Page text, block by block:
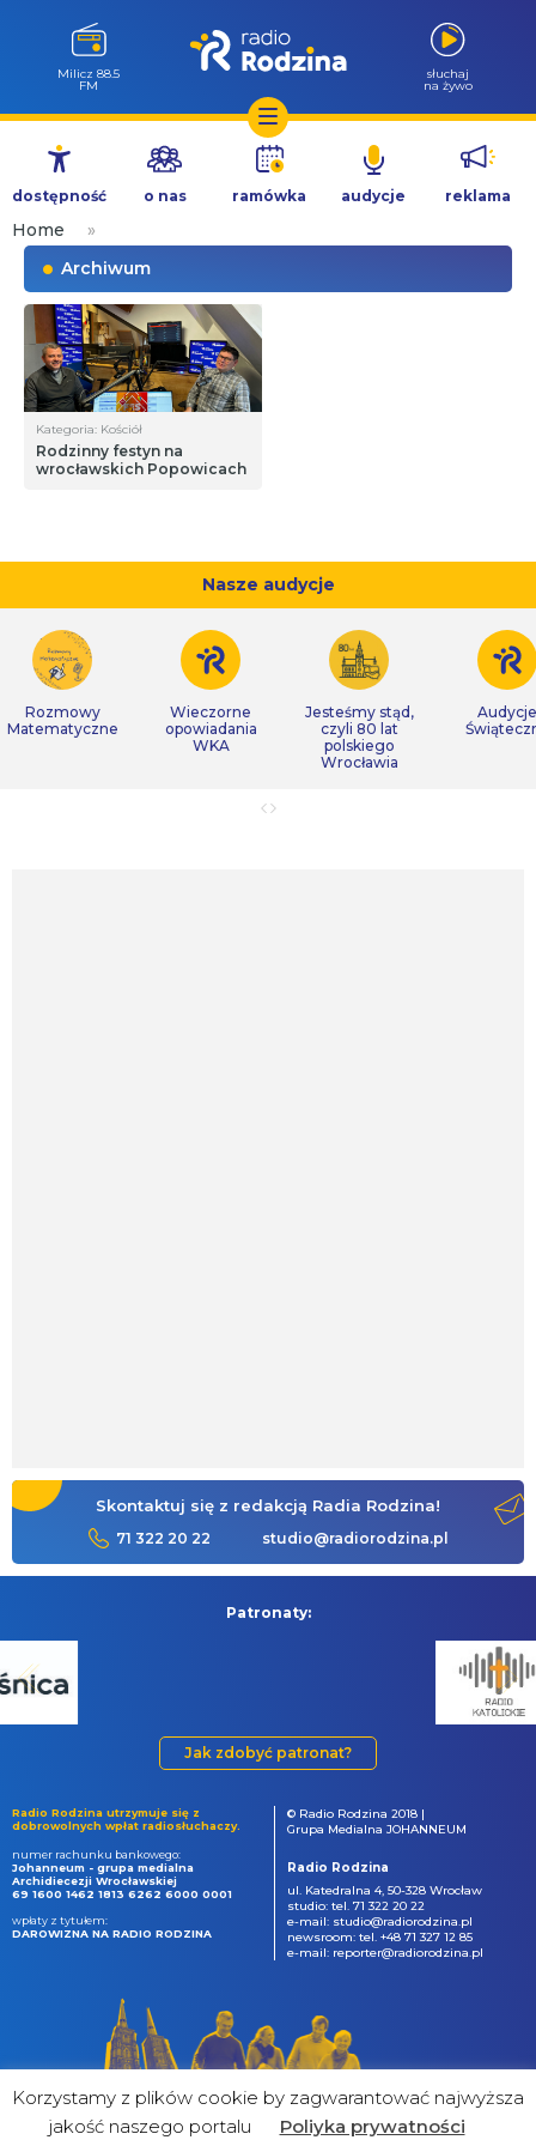
Przejdź
treści
Milicz 88.5
FM
słuchaj
na żywo
dostępność o nas ramówka audycje reklama
Home
»
Archiwum
Kategoria: Kościół
Rodzinny festyn na
wrocławskich Popowicach
Nasze audycje
Rozmowy
Matematyczne
Wieczorne
opowiadania
WKA
Jesteśmy stąd,
czyli 80 lat
polskiego
Wrocławia
Audycje
Skontaktuj się z redakcją Radia Rodzina!
71 322 20 22 studio@radiorodzina.pl
Patronaty:
Jak zdobyć patronat?
Radio Rodzina utrzymuje się z
dobrowolnych wpłat radiosłuchaczy.
numer rachunku bankowego:
Johanneum - grupa medialna
Archidiecezji Wrocławskiej
69 1600 1462 1813 6262 6000 0001
wpłaty z tytułem:
DAROWIZNA NA RADIO RODZINA
© Radio Rodzina 2018 |
Grupa Medialna JOHANNEUM
Radio Rodzina
ul. Katedralna 4, 50-328 Wrocław
studio: tel. 71 322 20 22
e-mail: studio@radiorodzina.pl
newsroom: tel. +48 71 327 12 85
e-mail: reporter@radiorodzina.pl
Korzystamy z plików cookie by zagwarantować najwyższa
jakość naszego portalu
Poliyka prywatności